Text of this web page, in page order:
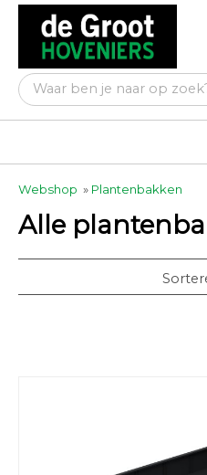
Webshop » Plantenbakken
Alle